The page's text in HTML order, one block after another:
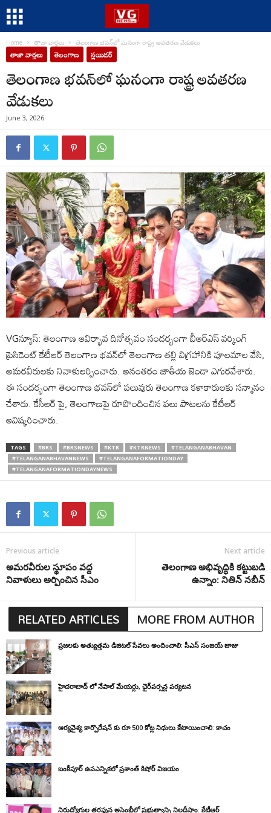
Home తాజా వార్తలు తెలంగాణ భవన్‌లో ఘనంగా రాష్ట్ర అవతరణ వేడుకలు
తాజా వార్తలు తెలంగాణ స్లయిడర్
తెలంగాణ భవన్‌లో ఘనంగా రాష్ట్ర అవతరణ
వేడుకలు
June 3, 2026
VGన్యూస్: తెలంగాణ ఆవిర్భావ దినోత్సవం సందర్భంగా బీఆర్ఎస్ వర్కింగ్
ప్రెసిడెంట్ కేటీఆర్ తెలంగాణ భవన్‌లో తెలంగాణ తల్లి విగ్రహానికి పూలమాల వేసి,
అమరవీరులకు నివాళులర్పించారు. అనంతరం జాతీయ జెండా ఎగురవేశారు.
ఈ సందర్భంగా తెలంగాణ భవన్‌లో పలువురు తెలంగాణ కళాకారులకు సన్మానం
చేశారు. కేసీఆర్ పై, తెలంగాణపై రూపొందించిన పలు పాటలను కేటీఆర్
ఆవిష్కరించారు.
TAGS #BRS #BRSNEWS #KTR #KTRNEWS
#TELANGANABHAVAN
#TELANGANABHAVANNEWS
#TELANGANAFORMATIONDAY
#TELANGANAFORMATIONDAYNEWS
Previous article
అమరవీరుల స్థూపం వద్ద
నివాళులు అర్పించిన సీఎం
Next article
తెలంగాణ అభివృద్ధికి కట్టుబడి
ఉన్నాం: నితిన్ నబీన్
RELATED ARTICLES MORE FROM AUTHOR
ప్రజలకు అత్యుత్తమ డిజిటల్ సేవలు అందించాలి: సీఎస్ సంజయ్ జాజు
హైదరాబాద్ లో నేపాల్ మేయర్లు, ఛైర్‌పర్సన్ల పర్యటన
ఆర్యవైశ్య కార్పొరేషన్ కు రూ.500 కోట్ల నిధులు కేటాయించాలి: కాచం
బంకీపూర్ ఉపఎన్నికలో ప్రశాంత్ కిషోర్ విజయం
నిరుద్యోగుల తరఫున అసెంబ్లీలో ప్రభుత్వాన్ని నిలదీస్తాం: కేటీఆర్